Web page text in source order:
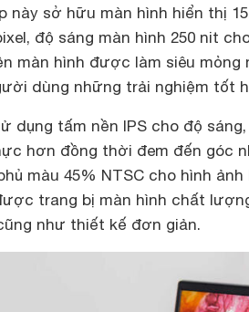
này sở hữu màn hình hiển thị
độ sáng màn hình 250 nit
màn hình được làm siêu
dùng những trải nghiệm tốt
dụng tấm nền IPS cho độ
hơn đồng thời đem đến góc
màu 45% NTSC cho hình
trang bị màn hình chất
như thiết kế đơn giản.